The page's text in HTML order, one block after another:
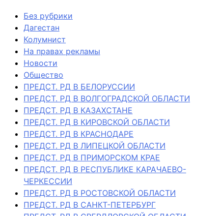
Без рубрики
Дагестан
Колумнист
На правах рекламы
Новости
Общество
ПРЕДСТ. РД В БЕЛОРУССИИ
ПРЕДСТ. РД В ВОЛГОГРАДСКОЙ ОБЛАСТИ
ПРЕДСТ. РД В КАЗАХСТАНЕ
ПРЕДСТ. РД В КИРОВСКОЙ ОБЛАСТИ
ПРЕДСТ. РД В КРАСНОДАРЕ
ПРЕДСТ. РД В ЛИПЕЦКОЙ ОБЛАСТИ
ПРЕДСТ. РД В ПРИМОРСКОМ КРАЕ
ПРЕДСТ. РД В РЕСПУБЛИКЕ КАРАЧАЕВО-
ЧЕРКЕССИИ
ПРЕДСТ. РД В РОСТОВСКОЙ ОБЛАСТИ
ПРЕДСТ. РД В САНКТ-ПЕТЕРБУРГ